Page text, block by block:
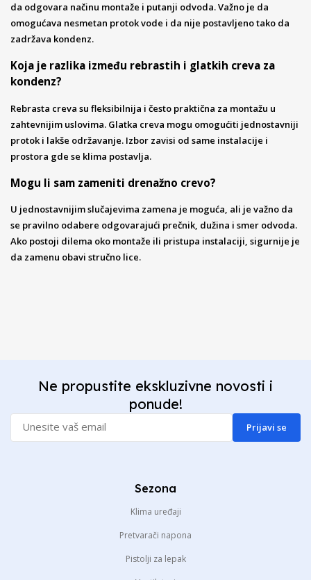
da odgovara načinu montaže i putanji odvoda. Važno je da
omogućava nesmetan protok vode i da nije postavljeno tako da
zadržava kondenz.
Koja je razlika između rebrastih i glatkih creva za
kondenz?
Rebrasta creva su fleksibilnija i često praktična za montažu u
zahtevnijim uslovima. Glatka creva mogu omogućiti jednostavniji
protok i lakše održavanje. Izbor zavisi od same instalacije i
prostora gde se klima postavlja.
Mogu li sam zameniti drenažno crevo?
U jednostavnijim slučajevima zamena je moguća, ali je važno da
se pravilno odabere odgovarajući prečnik, dužina i smer odvoda.
Ako postoji dilema oko montaže ili pristupa instalaciji, sigurnije je
da zamenu obavi stručno lice.
Ne propustite ekskluzivne novosti i
ponude!
Prijavi se
Sezona
Klima uređaji
Pretvarači napona
Pistolji za lepak